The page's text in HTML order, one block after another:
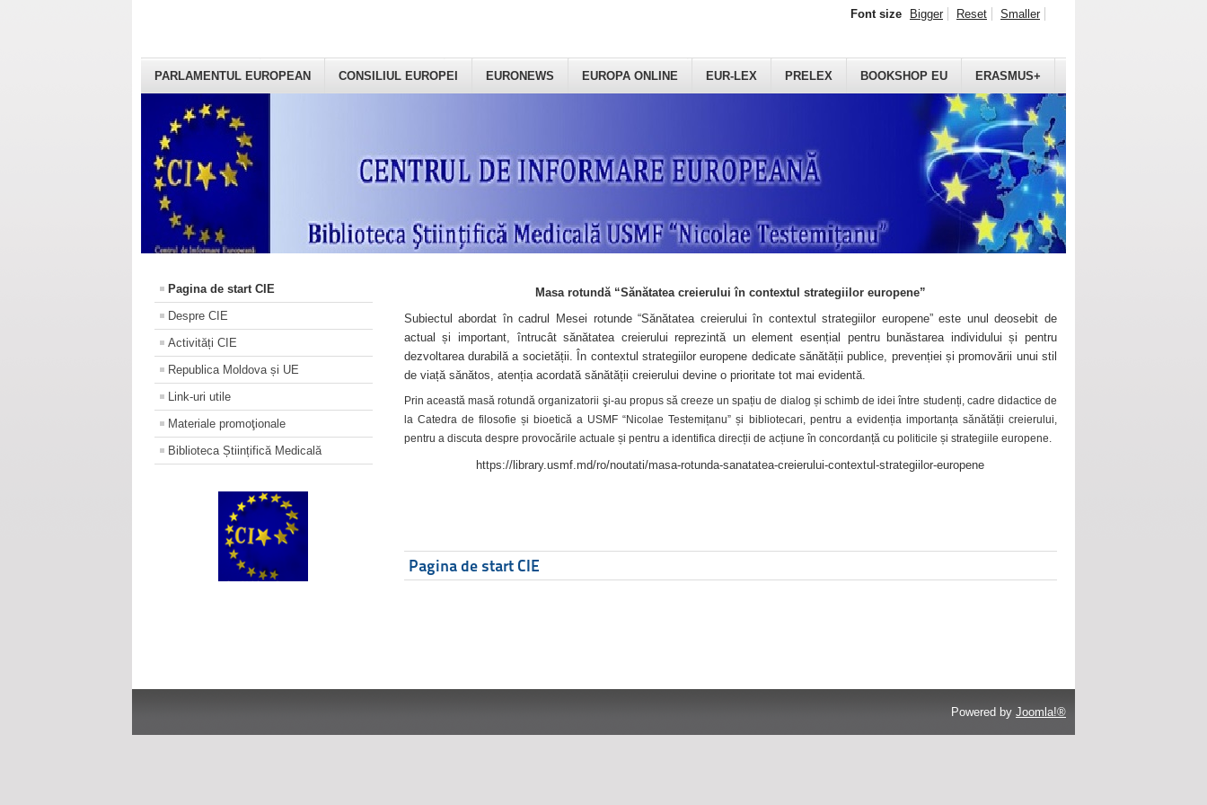
PARLAMENTUL EUROPEAN CONSILIUL EUROPEI EURONEWS EUROPA ONLINE EUR-LEX PRELEX BOOKSHOP EU ERASMUS+
Font size Bigger Reset Smaller
Pagina de start CIE
Despre CIE
Activități CIE
Republica Moldova și UE
Link-uri utile
Materiale promoţionale
Biblioteca Științifică Medicală
Masa rotundă “Sănătatea creierului în contextul strategiilor europene”
Subiectul abordat în cadrul Mesei rotunde “Sănătatea creierului în contextul strategiilor europene” este unul deosebit de
actual și important, întrucât sănătatea creierului reprezintă un element esențial pentru bunăstarea individului și pentru
dezvoltarea durabilă a societății. În contextul strategiilor europene dedicate sănătății publice, prevenției și promovării unui stil
de viață sănătos, atenția acordată sănătății creierului devine o prioritate tot mai evidentă.
Prin această masă rotundă organizatorii şi-au propus să creeze un spațiu de dialog și schimb de idei între studenți, cadre didactice de
la Catedra de filosofie și bioetică a USMF “Nicolae Testemițanu” și bibliotecari, pentru a evidenția importanța sănătății creierului,
pentru a discuta despre provocările actuale și pentru a identifica direcții de acțiune în concordanță cu politicile și strategiile europene.
https://library.usmf.md/ro/noutati/masa-rotunda-sanatatea-creierului-contextul-strategiilor-europene
Pagina de start CIE
Powered by Joomla!®